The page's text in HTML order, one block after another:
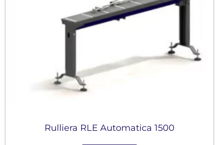
Rulliera RLE Automatica 1500